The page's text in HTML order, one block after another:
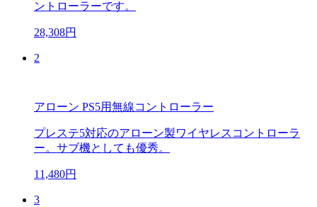
ントローラーです。
28,308円
2
アローン PS5用無線コントローラー
プレステ5対応のアローン製ワイヤレスコントローラ
ー。サブ機としても優秀。
11,480円
3